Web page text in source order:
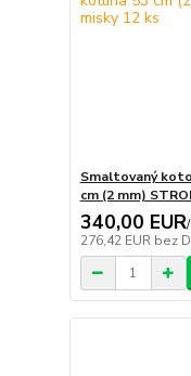
Smaltovaný
cm (2 mm)
340,00 EUR/
276,42 EUR bez